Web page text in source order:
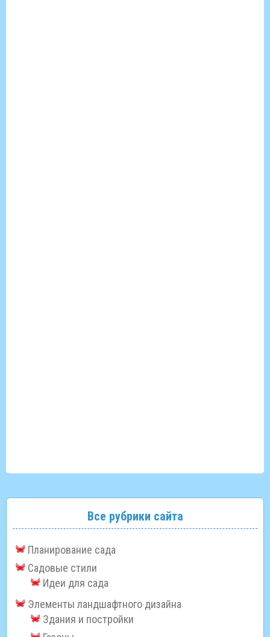
Все рубрики сайта
Планирование сада
Садовые стили
Идеи для сада
Элементы ландшафтного дизайна
Здания и постройки